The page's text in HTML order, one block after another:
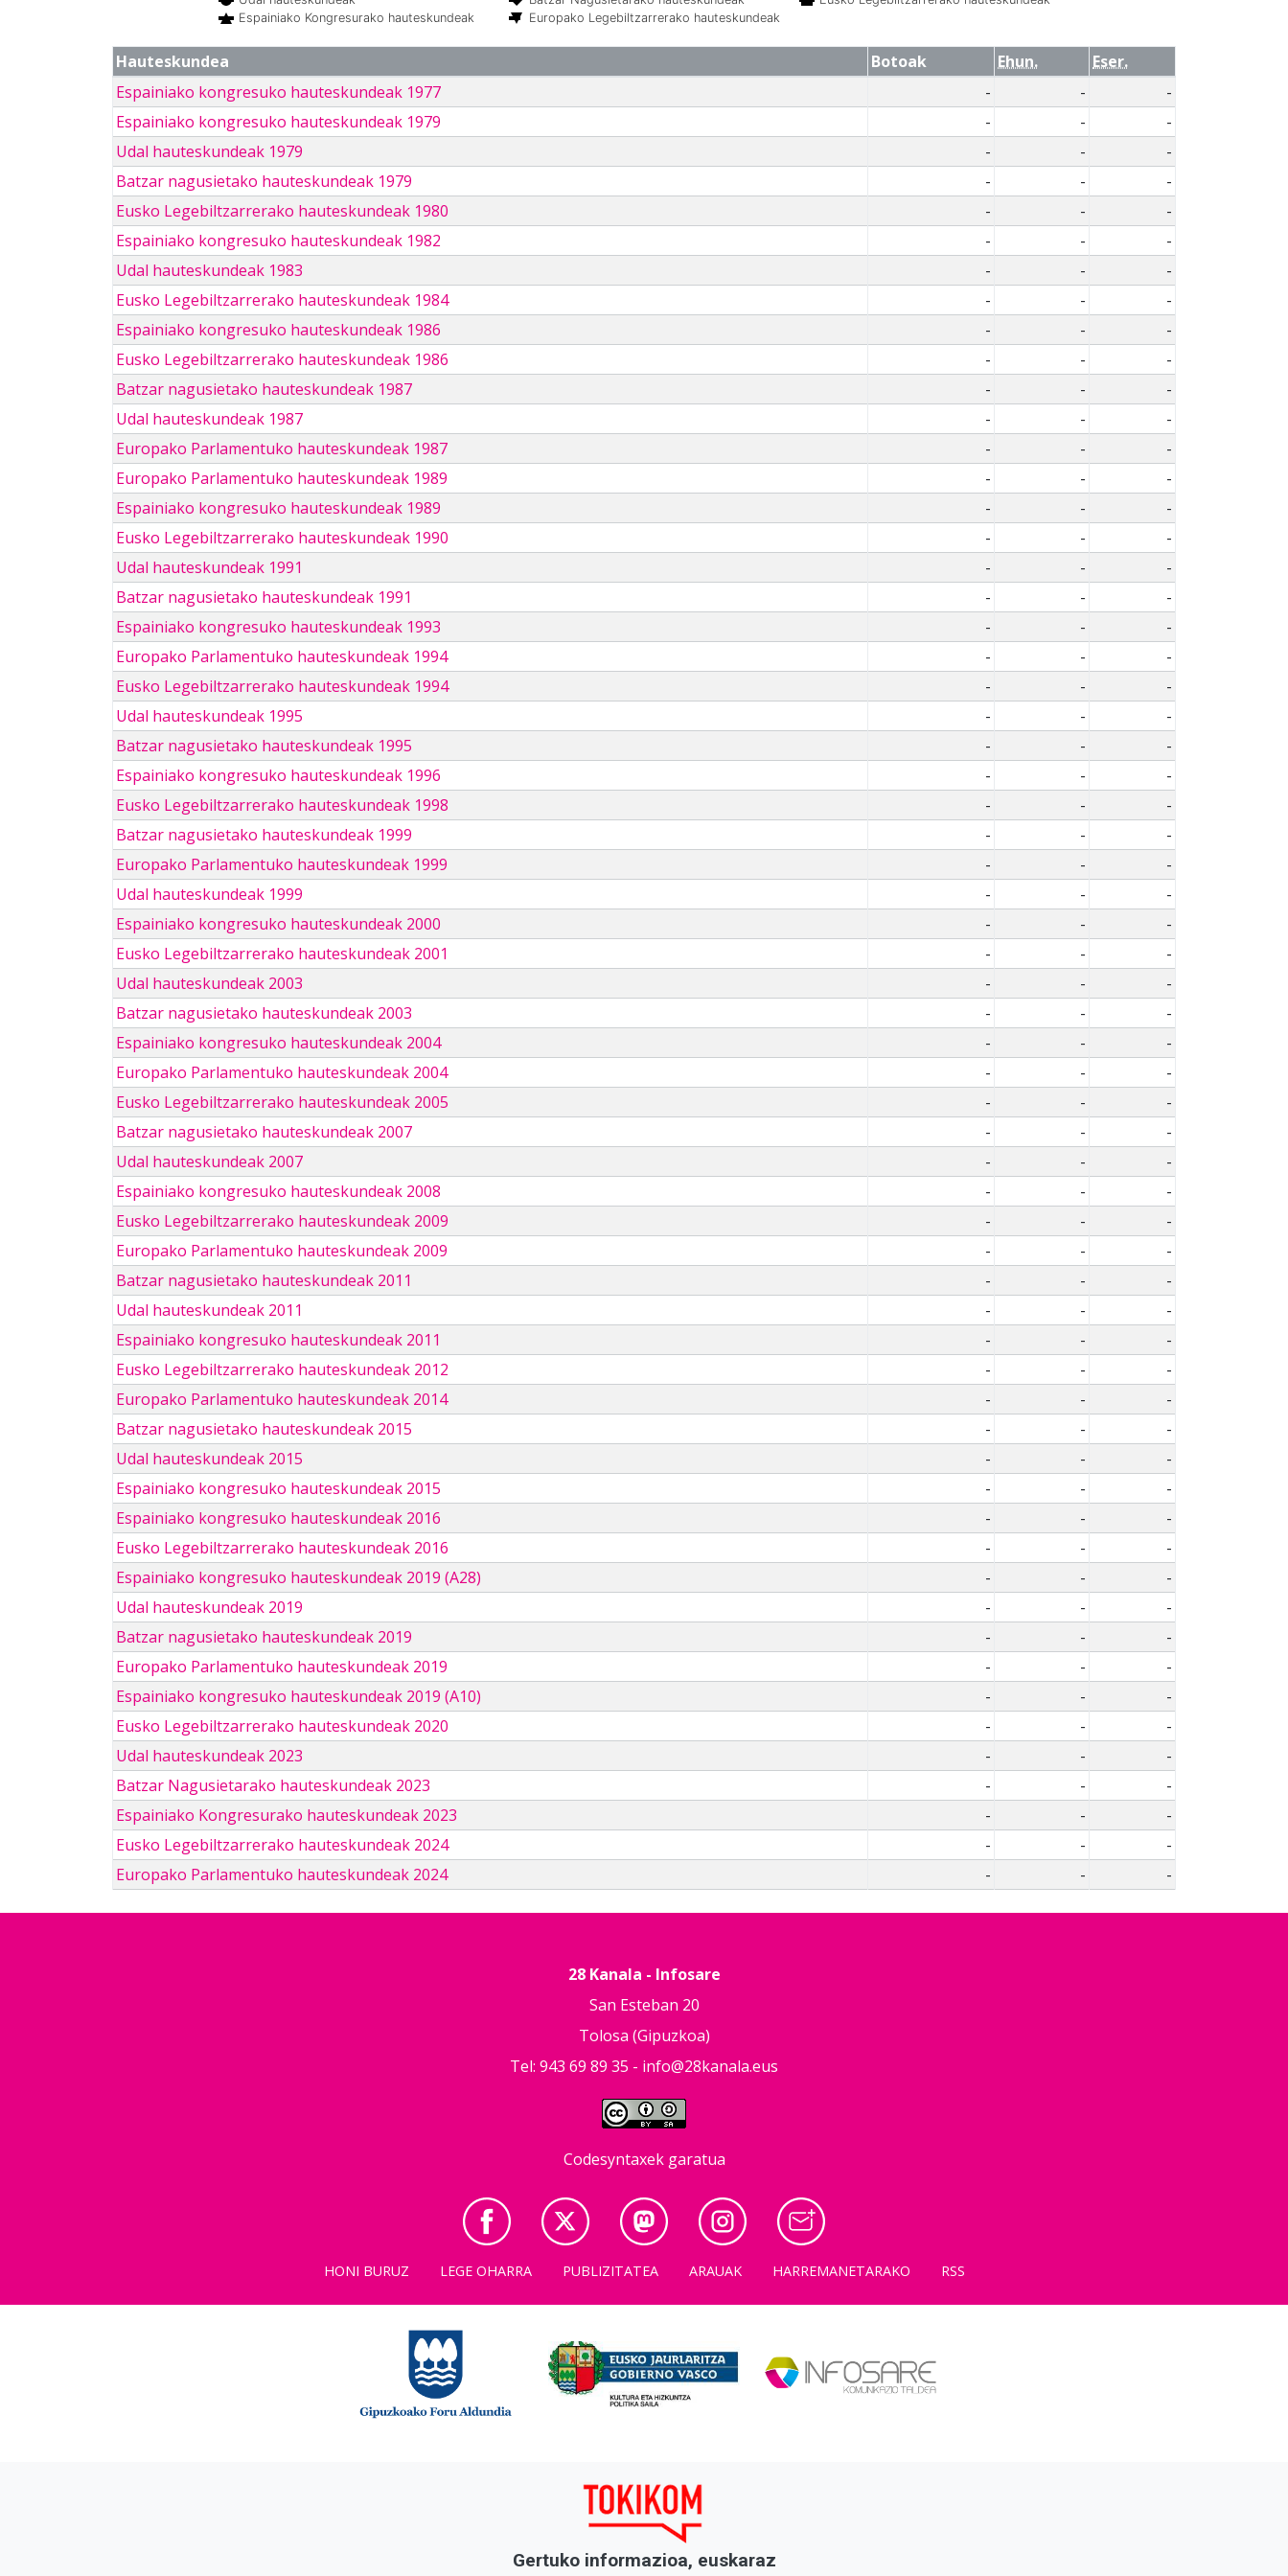
Espainiako Kongresurako hauteskundeak
Europako Legebiltzarrerako hauteskundeak
Hauteskundea Botoak Ehun.
Eser.
Espainiako kongresuko hauteskundeak 1977
- -
-
Espainiako kongresuko hauteskundeak 1979
- -
-
Udal hauteskundeak 1979
- -
-
Batzar nagusietako hauteskundeak 1979
- -
-
Eusko Legebiltzarrerako hauteskundeak 1980
- -
-
Espainiako kongresuko hauteskundeak 1982
- -
-
Udal hauteskundeak 1983
- -
-
Eusko Legebiltzarrerako hauteskundeak 1984
- -
-
Espainiako kongresuko hauteskundeak 1986
- -
-
Eusko Legebiltzarrerako hauteskundeak 1986
- -
-
Batzar nagusietako hauteskundeak 1987
- -
-
Udal hauteskundeak 1987
- -
-
Europako Parlamentuko hauteskundeak 1987
- -
-
Europako Parlamentuko hauteskundeak 1989
- -
-
Espainiako kongresuko hauteskundeak 1989
- -
-
Eusko Legebiltzarrerako hauteskundeak 1990
- -
-
Udal hauteskundeak 1991
- -
-
Batzar nagusietako hauteskundeak 1991
- -
-
Espainiako kongresuko hauteskundeak 1993
- -
-
Europako Parlamentuko hauteskundeak 1994
- -
-
Eusko Legebiltzarrerako hauteskundeak 1994
- -
-
Udal hauteskundeak 1995
- -
-
Batzar nagusietako hauteskundeak 1995
- -
-
Espainiako kongresuko hauteskundeak 1996
- -
-
Eusko Legebiltzarrerako hauteskundeak 1998
- -
-
Batzar nagusietako hauteskundeak 1999
- -
-
Europako Parlamentuko hauteskundeak 1999
- -
-
Udal hauteskundeak 1999
- -
-
Espainiako kongresuko hauteskundeak 2000
- -
-
Eusko Legebiltzarrerako hauteskundeak 2001
- -
-
Udal hauteskundeak 2003
- -
-
Batzar nagusietako hauteskundeak 2003
- -
-
Espainiako kongresuko hauteskundeak 2004
- -
-
Europako Parlamentuko hauteskundeak 2004
- -
-
Eusko Legebiltzarrerako hauteskundeak 2005
- -
-
Batzar nagusietako hauteskundeak 2007
- -
-
Udal hauteskundeak 2007
- -
-
Espainiako kongresuko hauteskundeak 2008
- -
-
Eusko Legebiltzarrerako hauteskundeak 2009
- -
-
Europako Parlamentuko hauteskundeak 2009
- -
-
Batzar nagusietako hauteskundeak 2011
- -
-
Udal hauteskundeak 2011
- -
-
Espainiako kongresuko hauteskundeak 2011
- -
-
Eusko Legebiltzarrerako hauteskundeak 2012
- -
-
Europako Parlamentuko hauteskundeak 2014
- -
-
Batzar nagusietako hauteskundeak 2015
- -
-
Udal hauteskundeak 2015
- -
-
Espainiako kongresuko hauteskundeak 2015
- -
-
Espainiako kongresuko hauteskundeak 2016
- -
-
Eusko Legebiltzarrerako hauteskundeak 2016
- -
-
Espainiako kongresuko hauteskundeak 2019 (A28)
- -
-
Udal hauteskundeak 2019
- -
-
Batzar nagusietako hauteskundeak 2019
- -
-
Europako Parlamentuko hauteskundeak 2019
- -
-
Espainiako kongresuko hauteskundeak 2019 (A10)
- -
-
Eusko Legebiltzarrerako hauteskundeak 2020
- -
-
Udal hauteskundeak 2023
- -
-
Batzar Nagusietarako hauteskundeak 2023
- -
-
Espainiako Kongresurako hauteskundeak 2023
- -
-
Eusko Legebiltzarrerako hauteskundeak 2024
- -
-
Europako Parlamentuko hauteskundeak 2024
- - -
28 Kanala - Infosare
San Esteban 20
Tolosa (Gipuzkoa)
Tel: 943 69 89 35 - info@28kanala.eus
Codesyntaxek garatua
HONI BURUZ LEGE OHARRA PUBLIZITATEA ARAUAK HARREMANETARAKO RSS
Gertuko informazioa, euskaraz